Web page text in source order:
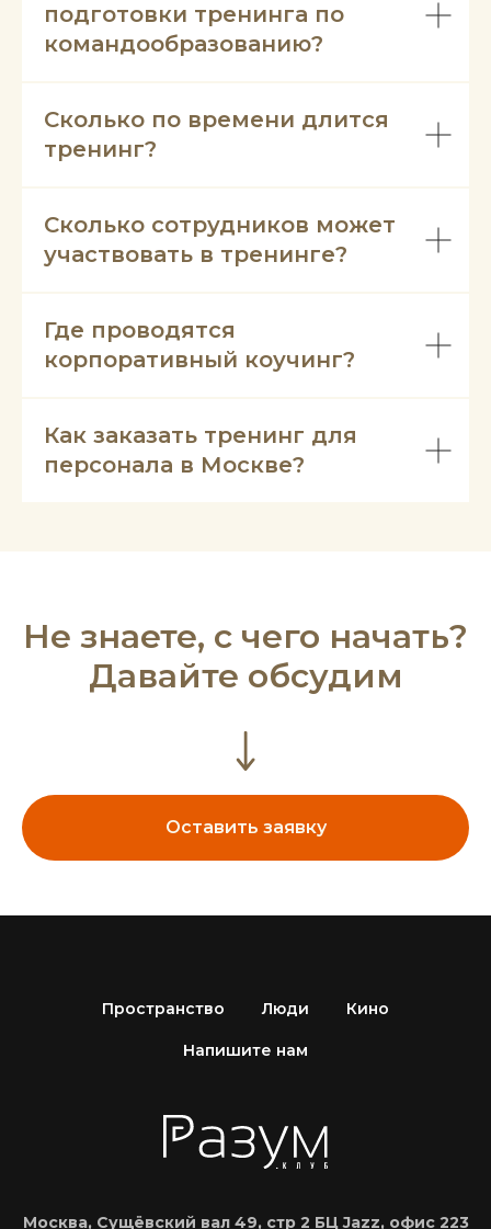
подготовки тренинга по
командообразованию?
Сколько по времени длится
тренинг?
Сколько сотрудников может
участвовать в тренинге?
Где проводятся
корпоративный коучинг?
Как заказать тренинг для
персонала в Москве?
Не знаете, с чего начать?
Давайте обсудим
Оставить заявку
Пространство Люди Кино
Напишите нам
Москва, Сущёвский вал 49, стр 2 БЦ Jazz, офис 223